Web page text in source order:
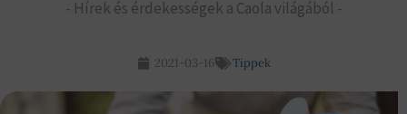
- Hírek és érdekességek a Caola világából -
2021-03-16 Tippek